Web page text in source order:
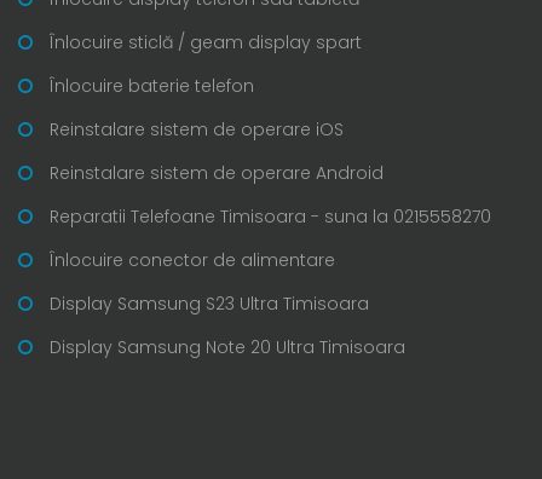
Înlocuire sticlă / geam display spart
Înlocuire baterie telefon
Reinstalare sistem de operare iOS
Reinstalare sistem de operare Android
Reparatii Telefoane Timisoara - suna la 0215558270
Înlocuire conector de alimentare
Display Samsung S23 Ultra Timisoara
Display Samsung Note 20 Ultra Timisoara